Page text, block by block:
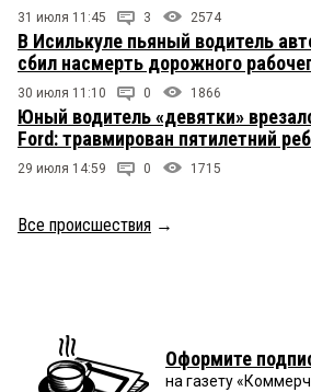
31 июля 11:45 3 2574
В Исилькуле пьяный водитель
сбил насмерть дорожного
30 июля 11:10 0 1866
Юный водитель «девятки»
Ford: травмирован пятилетний
29 июля 14:59 0 1715
Все происшествия →
Оформите
на газету